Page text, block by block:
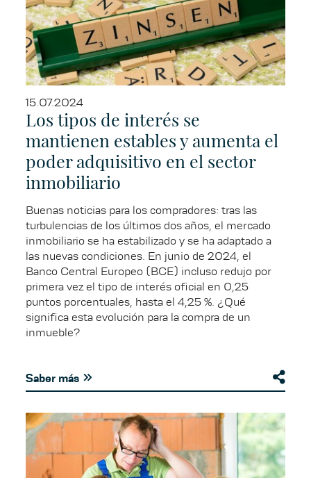
15.07.2024
Los tipos de interés se
mantienen estables y aumenta el
poder adquisitivo en el sector
inmobiliario
Buenas noticias para los compradores: tras las
turbulencias de los últimos dos años, el mercado
inmobiliario se ha estabilizado y se ha adaptado a
las nuevas condiciones. En junio de 2024, el
Banco Central Europeo (BCE) incluso redujo por
primera vez el tipo de interés oficial en 0,25
puntos porcentuales, hasta el 4,25 %. ¿Qué
significa esta evolución para la compra de un
inmueble?
Saber más